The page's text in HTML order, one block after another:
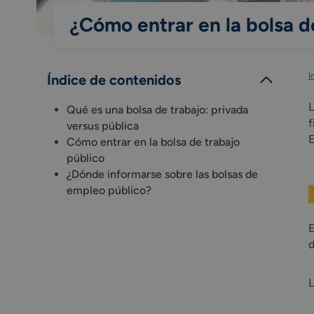
¿Cómo entrar en la bolsa
Índice de contenidos
Qué es una bolsa de trabajo: privada
versus pública
Cómo entrar en la bolsa de trabajo
público
¿Dónde informarse sobre las bolsas de
empleo público?